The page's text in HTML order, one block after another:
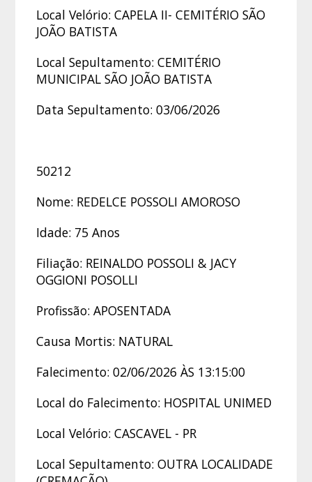
Local Velório: CAPELA II- CEMITÉRIO SÃO
JOÃO BATISTA
Local Sepultamento: CEMITÉRIO
MUNICIPAL SÃO JOÃO BATISTA
Data Sepultamento: 03/06/2026
50212
Nome: REDELCE POSSOLI AMOROSO
Idade: 75 Anos
Filiação: REINALDO POSSOLI & JACY
OGGIONI POSOLLI
Profissão: APOSENTADA
Causa Mortis: NATURAL
Falecimento: 02/06/2026 ÀS 13:15:00
Local do Falecimento: HOSPITAL UNIMED
Local Velório: CASCAVEL - PR
Local Sepultamento: OUTRA LOCALIDADE